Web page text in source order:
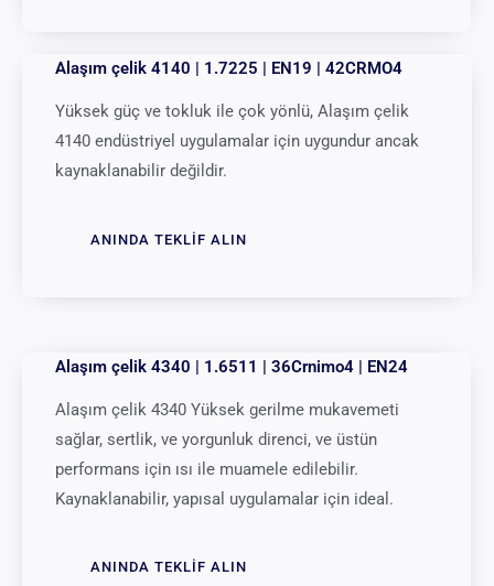
Alaşım çelik 4140 | 1.7225 | EN19 | 42CRMO4
Yüksek güç ve tokluk ile çok yönlü, Alaşım çelik
4140 endüstriyel uygulamalar için uygundur ancak
kaynaklanabilir değildir.
ANINDA TEKLIF ALIN
Alaşım çelik 4340 | 1.6511 | 36Crnimo4 | EN24
Alaşım çelik 4340 Yüksek gerilme mukavemeti
sağlar, sertlik, ve yorgunluk direnci, ve üstün
performans için ısı ile muamele edilebilir.
Kaynaklanabilir, yapısal uygulamalar için ideal.
ANINDA TEKLIF ALIN